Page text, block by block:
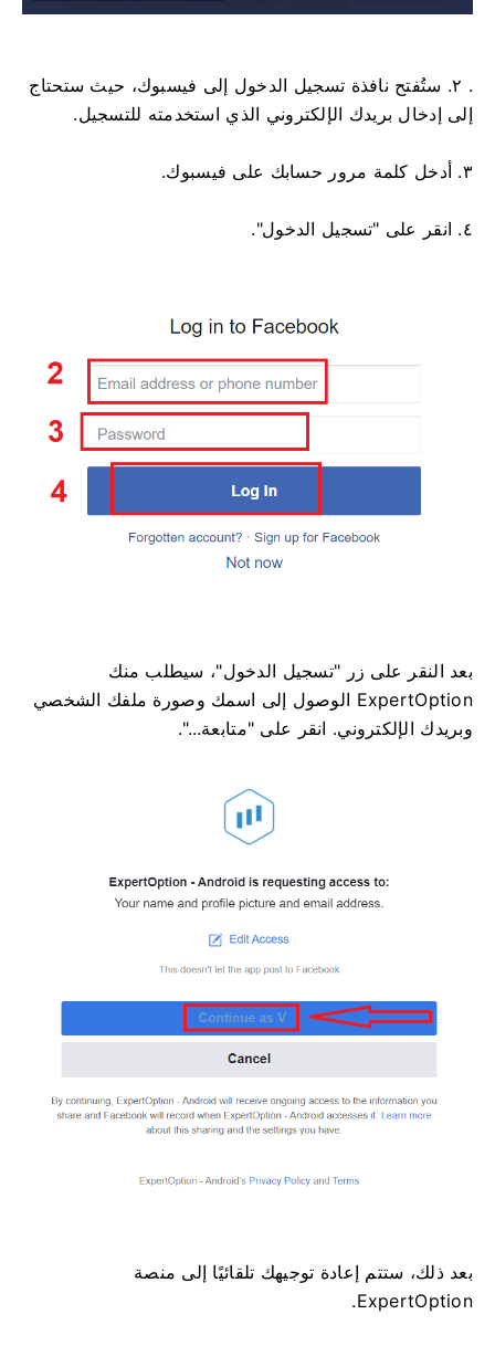
. ٢. ستُفتح نافذة تسجيل الدخول إلى فيسبوك، حيث ستحتاج
إلى إدخال بريدك الإلكتروني الذي استخدمته للتسجيل.
٣. أدخل كلمة مرور حسابك على فيسبوك.
٤. انقر على "تسجيل الدخول".
بعد النقر على زر "تسجيل الدخول"، سيطلب منك
ExpertOption الوصول إلى اسمك وصورة ملفك الشخصي
وبريدك الإلكتروني. انقر على "متابعة...".
بعد ذلك، ستتم إعادة توجيهك تلقائيًا إلى منصة
ExpertOption.